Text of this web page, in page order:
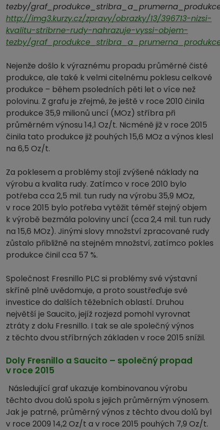
http://img3.kurzy.cz/zpravy/obrazky/13/396713-nizsi-
kvalitu-stribrne-rudy-nahrazuje-vyssi-objem-
tezby/
Nejenže došlo k výraznému propadu průměrné čisté
produkce, ale také k velmi citelnému poklesu celkové
produkce – během psoledních pěti let o více než
polovinu. Z grafu je zřejmé, že ještě v roce 2010 činila
produkce 35,9 milionů uncí (MOz) stříbra při
průměrném výnosu 14,1 Oz/t. Nicméně již v roce 2015
činila tato produkce již pouhých 15,6 MOz a výnos klesl
na 6,5 Oz/t.
Za poklesem a problémy stojí zvýšené náklady na
výrobu a kvalita rudy. Zatímco v roce 2010 bylo
potřeba cca 2,5 mil. tun rudy na výrobu 35,9 MOz,
v roce 2015 bylo potřeba vytěžit téměř stejný objem
k výrobě bezmála poloviny uncí (cca 2,4 mil. tun rudy
na 15,6 MOz). Jinými slovy množství zpracované rudy
zůstalo přibližně na stejném množství, zatímco pokles
produkce činil cca 57 %.
Společnost Fresnillo PLC si problémy své výstavní
skříně plně uvědomuje, a proto soustřeďuje své
investice do dalších těžebních oblastí. Druhou
největší je Saucito, jejíž rozjezd pomohl vyrovnat
ztráty z dolu Fresnillo. I tak se ale společný výnos
z těchto dvou stříbrných základen v roce 2015 snížil.
Doly Fresnillo a Saucito – společný propad
v roce 2015
Následující graf ukazuje kombinovanou výrobu
těchto dvou dolů spolu s jejich průměrným výnosem.
Jak je patrné, průměrný výnos z těchto dvou dolů byl
v roce 2009 14,2 Oz/t a v roce 2015 pouhých 7,9 Oz/t.